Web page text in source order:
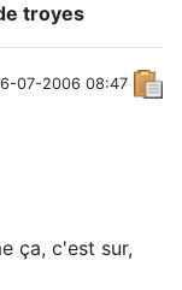
troyes
07-2006 08:47
ça, c'est sur,